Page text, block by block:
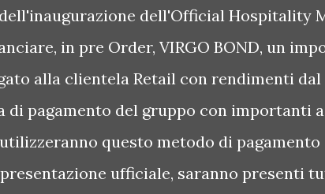
dell'Official Hospitality
in pre Order, VIRGO BOND, un
alla clientela Retail con rendimenti dal
di pagamento del gruppo con importanti
questo metodo di
presentazione ufficiale, saranno presenti